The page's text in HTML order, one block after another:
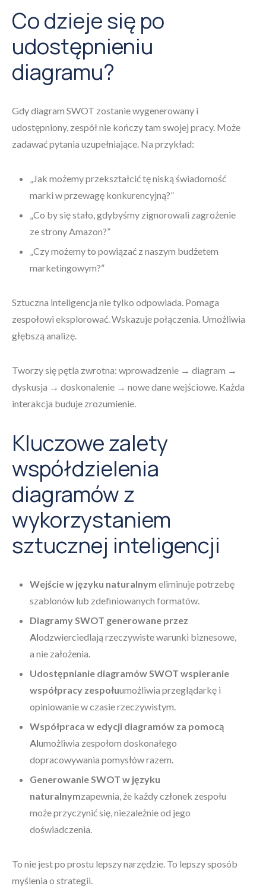
Co dzieje się po
udostępnieniu
diagramu?
Gdy diagram SWOT zostanie wygenerowany i
udostępniony, zespół nie kończy tam swojej pracy. Może
zadawać pytania uzupełniające. Na przykład:
„Jak możemy przekształcić tę niską świadomość
marki w przewagę konkurencyjną?”
„Co by się stało, gdybyśmy zignorowali zagrożenie
ze strony Amazon?”
„Czy możemy to powiązać z naszym budżetem
marketingowym?”
Sztuczna inteligencja nie tylko odpowiada. Pomaga
zespołowi eksplorować. Wskazuje połączenia. Umożliwia
głębszą analizę.
Tworzy się pętla zwrotna: wprowadzenie → diagram →
dyskusja → doskonalenie → nowe dane wejściowe. Każda
interakcja buduje zrozumienie.
Kluczowe zalety
współdzielenia
diagramów z
wykorzystaniem
sztucznej inteligencji
Wejście w języku naturalnym eliminuje potrzebę
szablonów lub zdefiniowanych formatów.
Diagramy SWOT generowane przez
AIodzwierciedlają rzeczywiste warunki biznesowe,
a nie założenia.
Udostępnianie diagramów SWOT wspieranie
współpracy zespołuumożliwia przeglądarkę i
opiniowanie w czasie rzeczywistym.
Współpraca w edycji diagramów za pomocą
AIumożliwia zespołom doskonałego
dopracowywania pomysłów razem.
Generowanie SWOT w języku
naturalnymzapewnia, że każdy członek zespołu
może przyczynić się, niezależnie od jego
doświadczenia.
To nie jest po prostu lepszy narzędzie. To lepszy sposób
myślenia o strategii.